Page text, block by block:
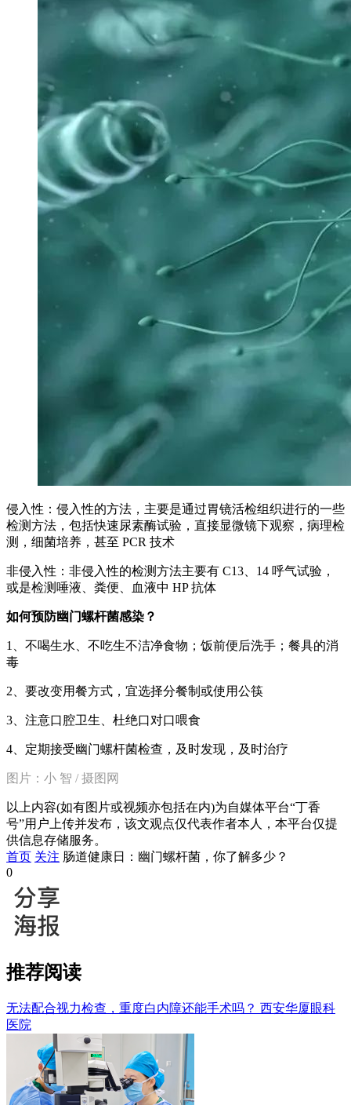
侵入性：侵入性的方法，主要是通过胃镜活检组织进行的一些
检测方法，包括快速尿素酶试验，直接显微镜下观察，病理检
测，细菌培养，甚至 PCR 技术
非侵入性：非侵入性的检测方法主要有 C13、14 呼气试验，
或是检测唾液、粪便、血液中 HP 抗体
如何预防幽门螺杆菌感染？
1、不喝生水、不吃生不洁净食物；饭前便后洗手；餐具的消
毒
2、要改变用餐方式，宜选择分餐制或使用公筷
3、注意口腔卫生、杜绝口对口喂食
4、定期接受幽门螺杆菌检查，及时发现，及时治疗
图片：小 智 / 摄图网
以上内容(如有图片或视频亦包括在内)为自媒体平台“丁香
号”用户上传并发布，该文观点仅代表作者本人，本平台仅提
供信息存储服务。
首页 关注 肠道健康日：幽门螺杆菌，你了解多少？
0
推荐阅读
无法配合视力检查，重度白内障还能手术吗？ 西安华厦眼科
医院